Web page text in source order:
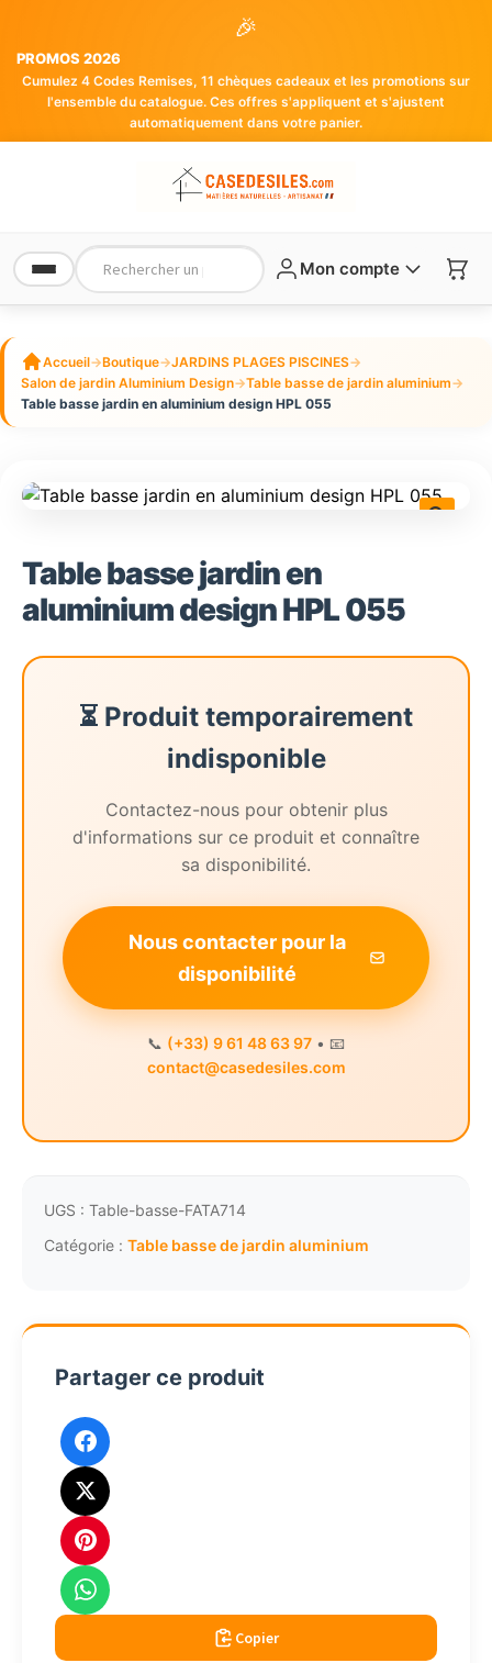
🎉
PROMOS 2026
Cumulez 4 Codes Remises, 11 chèques cadeaux et les promotions sur
l'ensemble du catalogue. Ces offres s'appliquent et s'ajustent
automatiquement dans votre panier.
Mon compte
Accueil→Boutique→JARDINS PLAGES PISCINES→
Salon de jardin Aluminium Design→Table basse de jardin aluminium→
Table basse jardin en aluminium design HPL 055
Table basse jardin en
aluminium design HPL 055
⏳ Produit temporairement
indisponible
Contactez-nous pour obtenir plus
d'informations sur ce produit et connaître
sa disponibilité.
Nous contacter pour la
disponibilité
📞 (+33) 9 61 48 63 97 • 📧
contact@casedesiles.com
UGS : Table-basse-FATA714
Catégorie : Table basse de jardin aluminium
Partager ce produit
Copier